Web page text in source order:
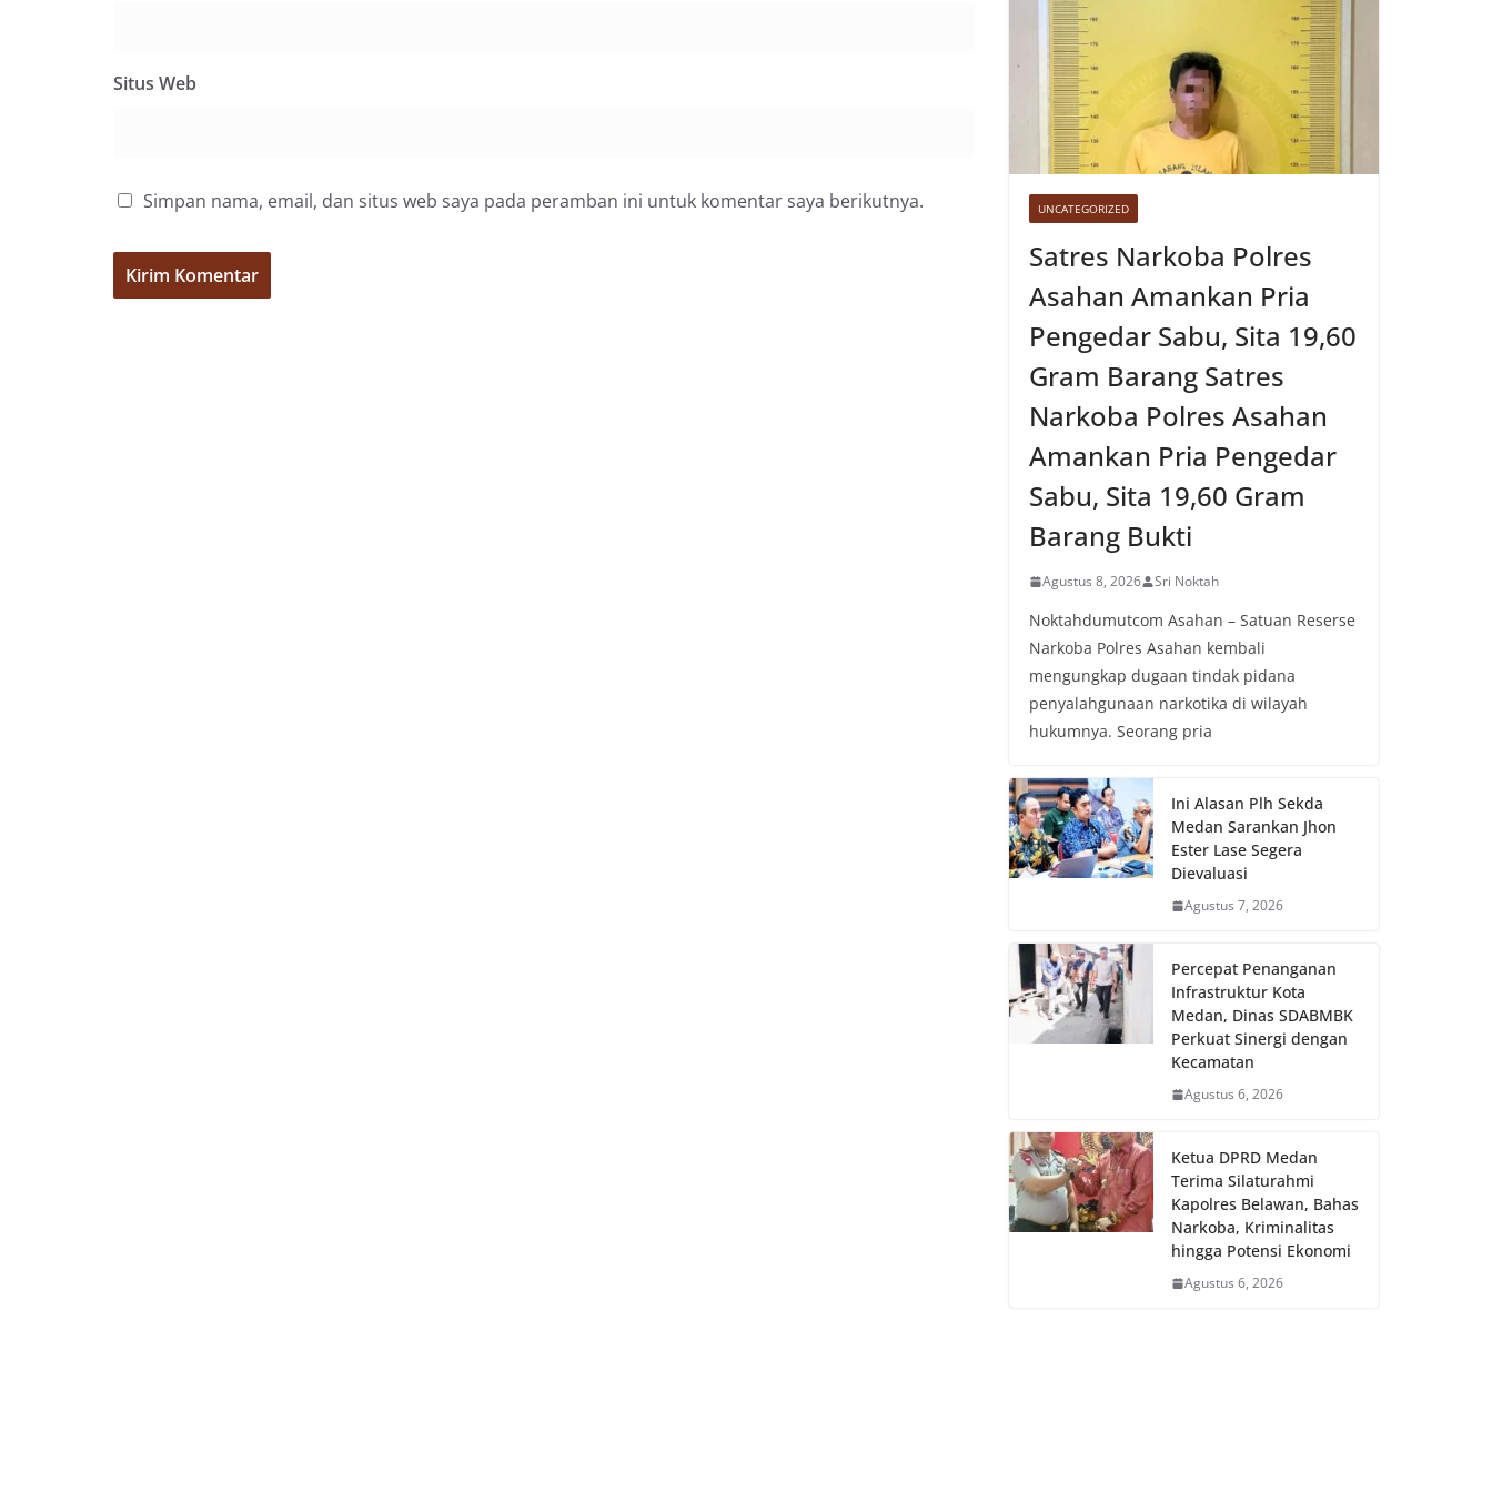
Situs Web
Simpan nama, email, dan situs web saya pada peramban ini untuk komentar saya berikutnya. UNCATEGORIZED
Satres Narkoba Polres
Asahan Amankan Pria
Pengedar Sabu, Sita 19,60
Gram Barang Satres
Narkoba Polres Asahan
Amankan Pria Pengedar
Sabu, Sita 19,60 Gram
Barang Bukti
Agustus 8, 2026 Sri Noktah
Noktahdumutcom Asahan – Satuan Reserse
Narkoba Polres Asahan kembali
mengungkap dugaan tindak pidana
penyalahgunaan narkotika di wilayah
hukumnya. Seorang pria
Ini Alasan Plh Sekda
Medan Sarankan Jhon
Ester Lase Segera
Dievaluasi
Agustus 7, 2026
Percepat Penanganan
Infrastruktur Kota
Medan, Dinas SDABMBK
Perkuat Sinergi dengan
Kecamatan
Agustus 6, 2026
Ketua DPRD Medan
Terima Silaturahmi
Kapolres Belawan, Bahas
Narkoba, Kriminalitas
hingga Potensi Ekonomi
Agustus 6, 2026